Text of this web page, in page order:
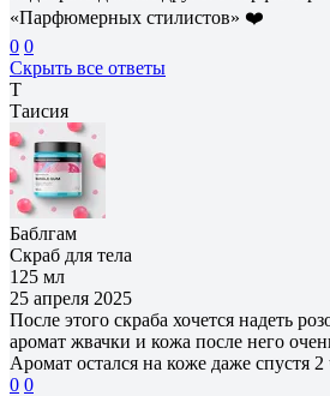
«Парфюмерных стилистов» ❤️
0 0
Скрыть все ответы
Т
Таисия
Баблгам
Скраб для тела
125 мл
25 апреля 2025
После этого скраба хочется надеть
аромат жвачки и кожа после него
Аромат остался на коже даже спустя 2
0 0